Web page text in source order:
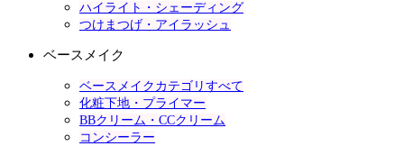
ハイライト・シェーディング
つけまつげ・アイラッシュ
ベースメイク
ベースメイクカテゴリすべて
化粧下地・プライマー
BBクリーム・CCクリーム
コンシーラー